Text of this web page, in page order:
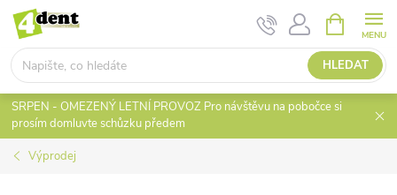
Přejít
obsah
HLEDAT
NÁKUPNÍ
KOŠÍK
SRPEN - OMEZENÝ LETNÍ PROVOZ Pro návštěvu na pobočce si
prosím domluvte schůzku předem
Výprodej